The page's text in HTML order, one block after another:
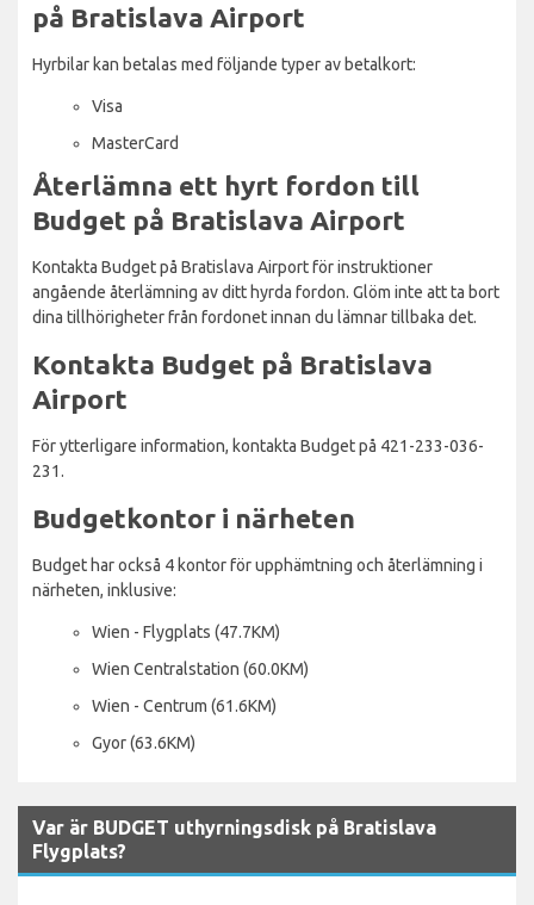
på Bratislava Airport
Hyrbilar kan betalas med följande typer av betalkort:
Visa
MasterCard
Återlämna ett hyrt fordon till
Budget på Bratislava Airport
Kontakta Budget på Bratislava Airport för instruktioner
angående återlämning av ditt hyrda fordon. Glöm inte att ta bort
dina tillhörigheter från fordonet innan du lämnar tillbaka det.
Kontakta Budget på Bratislava
Airport
För ytterligare information, kontakta Budget på 421-233-036-
231.
Budgetkontor i närheten
Budget har också 4 kontor för upphämtning och återlämning i
närheten, inklusive:
Wien - Flygplats (47.7KM)
Wien Centralstation (60.0KM)
Wien - Centrum (61.6KM)
Gyor (63.6KM)
Var är BUDGET uthyrningsdisk på Bratislava
Flygplats?